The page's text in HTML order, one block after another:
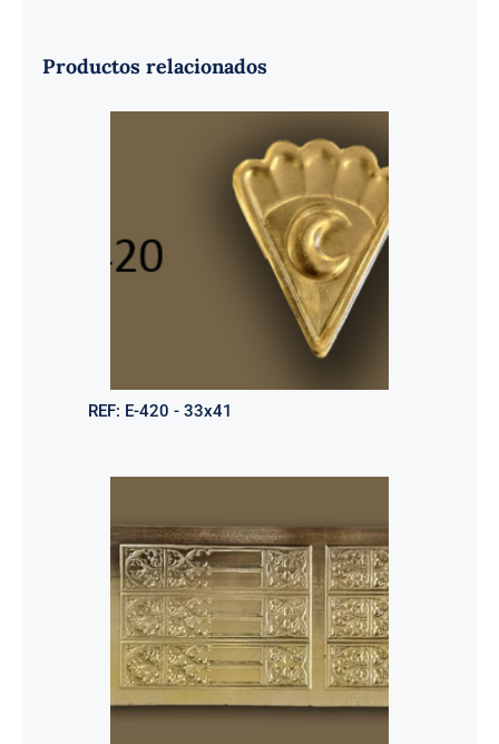
Productos relacionados
REF: E-420 - 33x41